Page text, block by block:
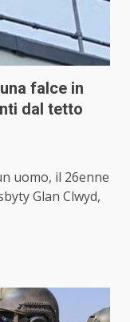
falce in
dal tetto
uomo, il 26enne
Glan Clwyd,